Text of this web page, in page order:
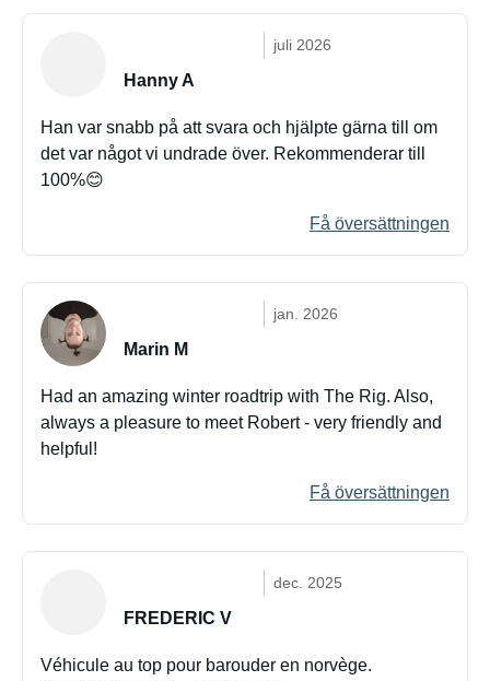
juli 2026
Hanny A
Han var snabb på att svara och hjälpte gärna till om
det var något vi undrade över. Rekommenderar till
100%😊
Få översättningen
jan. 2026
Marin M
Had an amazing winter roadtrip with The Rig. Also,
always a pleasure to meet Robert - very friendly and
helpful!
Få översättningen
dec. 2025
FREDERIC V
Véhicule au top pour barouder en norvège.